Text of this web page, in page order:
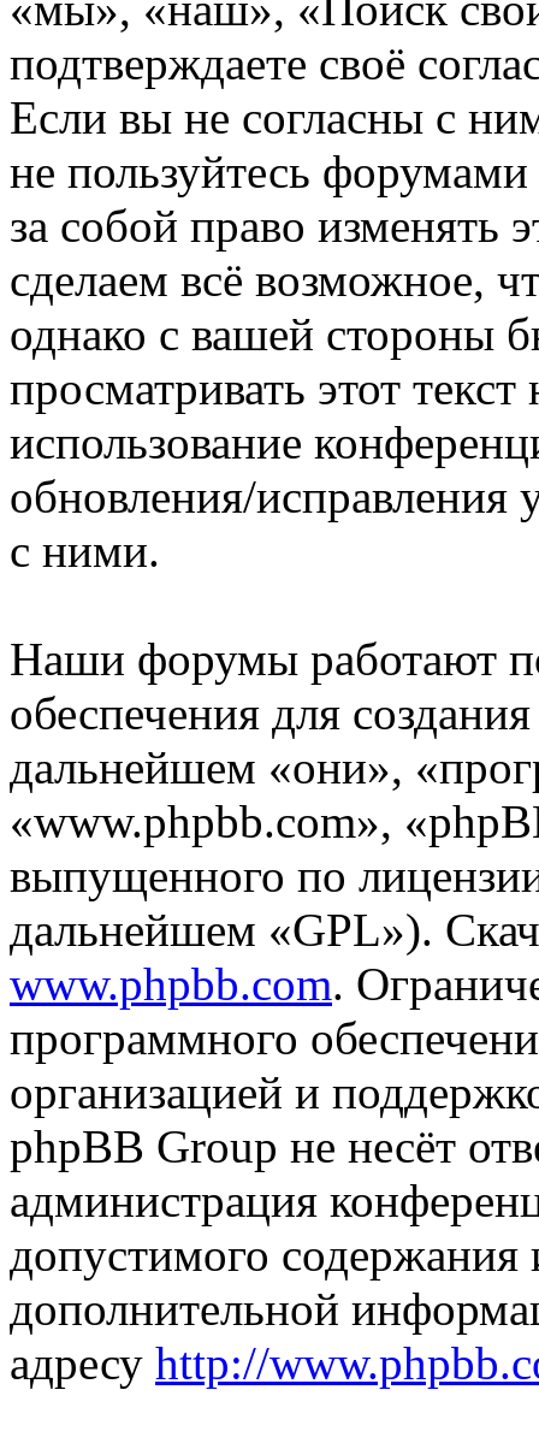
подтверждаете своё
Если вы не согласны с
не пользуйтесь
за собой право изменять
сделаем всё возможное,
однако с вашей стороны
просматривать этот
использование
обновления/исправления
с ними.
Наши форумы работают
обеспечения для
дальнейшем «они»,
«www.phpbb.com»,
выпущенного по
дальнейшем «GPL»).
www.phpbb.com.
программного
организацией и
phpBB Group не несёт
администрация
допустимого
дополнительной
адресу http://